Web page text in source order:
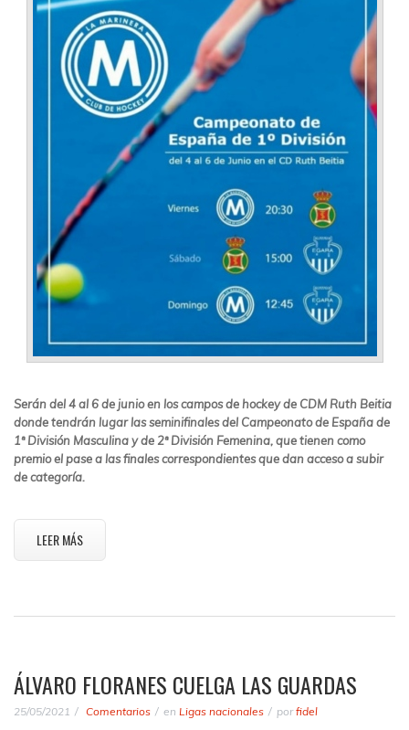
Serán del 4 al 6 de junio en los campos de hockey de CDM Ruth Beitia
donde tendrán lugar las seminifinales del Campeonato de España de
1ª División Masculina y de 2ª División Femenina, que tienen como
premio el pase a las finales correspondientes que dan acceso a subir
de categoría.
LEER MÁS
ÁLVARO FLORANES CUELGA LAS GUARDAS
25/05/2021 Comentarios en Ligas nacionales porfidel